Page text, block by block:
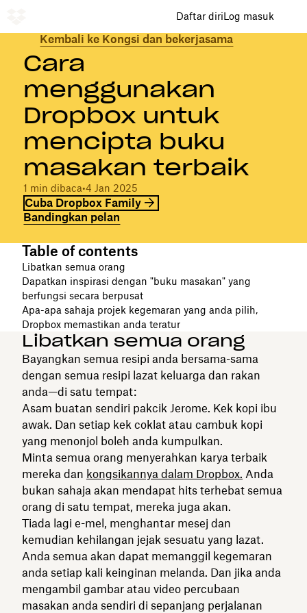
Daftar diriLog masuk
Kembali ke Kongsi dan bekerjasama
Cara
menggunakan
Dropbox untuk
mencipta buku
masakan terbaik
1 min dibaca•4 Jan 2025
Cuba Dropbox Family
Bandingkan pelan
Table of contents
Libatkan semua orang
Dapatkan inspirasi dengan "buku masakan" yang
berfungsi secara berpusat
Apa-apa sahaja projek kegemaran yang anda pilih,
Dropbox memastikan anda teratur
Libatkan semua orang
Bayangkan semua resipi anda bersama-sama
dengan semua resipi lazat keluarga dan rakan
anda—di satu tempat:
Asam buatan sendiri pakcik Jerome. Kek kopi ibu
awak. Dan setiap kek coklat atau cambuk kopi
yang menonjol boleh anda kumpulkan.
Minta semua orang menyerahkan karya terbaik
mereka dan kongsikannya dalam Dropbox. Anda
bukan sahaja akan mendapat hits terhebat semua
orang di satu tempat, mereka juga akan.
Tiada lagi e-mel, menghantar mesej dan
kemudian kehilangan jejak sesuatu yang lazat.
Anda semua akan dapat memanggil kegemaran
anda setiap kali keinginan melanda. Dan jika anda
mengambil gambar atau video percubaan
masakan anda sendiri di sepanjang perjalanan